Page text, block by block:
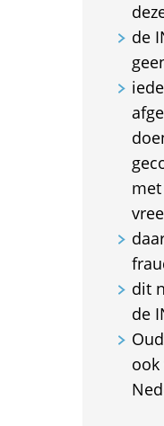
de
dit
de